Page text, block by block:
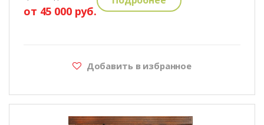
от 45 000 руб.
Добавить в избранное